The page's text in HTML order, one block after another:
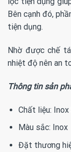
Bên cạnh đó,
tiện dụng.
Nhờ được chế
nhiệt độ nên an
Thông tin sản
Chất liệu: Inox
Màu sắc: Inox
Đặt thương